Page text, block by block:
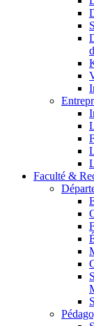
Faculté &